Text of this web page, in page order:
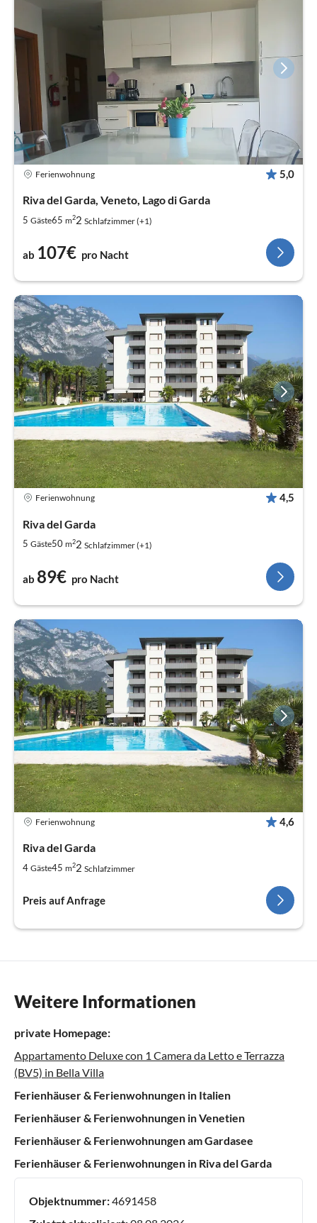
Ferienwohnung 5,0
Riva del Garda, Veneto, Lago di Garda
5 Gäste65 m22 Schlafzimmer (+1)
ab 107€ pro Nacht
Ferienwohnung 4,5
Riva del Garda
5 Gäste50 m22 Schlafzimmer (+1)
ab 89€ pro Nacht
Ferienwohnung 4,6
Riva del Garda
4 Gäste45 m22 Schlafzimmer
Preis auf Anfrage
Weitere Informationen
private Homepage:
Appartamento Deluxe con 1 Camera da Letto e Terrazza
(BV5) in Bella Villa
Ferienhäuser & Ferienwohnungen in Italien
Ferienhäuser & Ferienwohnungen in Venetien
Ferienhäuser & Ferienwohnungen am Gardasee
Ferienhäuser & Ferienwohnungen in Riva del Garda
Objektnummer:4691458